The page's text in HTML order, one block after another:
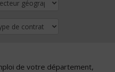
de votre département,